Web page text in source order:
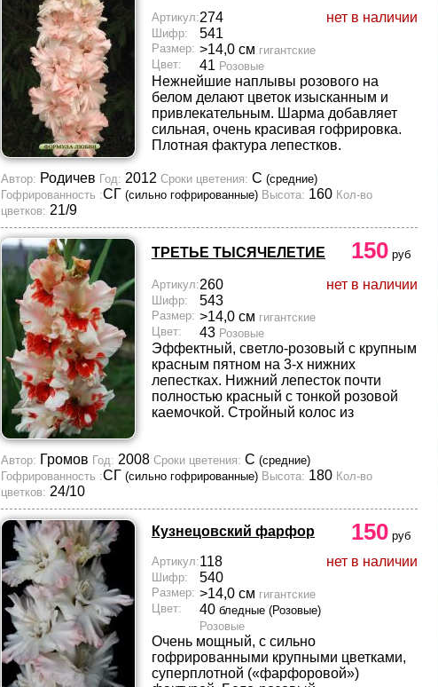
нет в наличии
Артикул:274
Шифр: 541
Размер: >14,0 см гигантские
Цвет:
41 Розовые
Нежнейшие наплывы розового на
белом делают цветок изысканным и
привлекательным. Шарма добавляет
сильная, очень красивая гофрировка.
Плотная фактура лепестков.
Автор: Родичев Год: 2012 Сроки цветения: С (средние)
Гофрированность :СГ (сильно гофрированные) Высота: 160 Кол-во
цветков: 21/9
ТРЕТЬЕ ТЫСЯЧЕЛЕТИЕ 150 руб
нет в наличии
Артикул:260
Шифр: 543
Размер: >14,0 см гигантские
Цвет:
43 Розовые
Эффектный, светло-розовый с крупным
красным пятном на 3-х нижних
лепестках. Нижний лепесток почти
полностью красный с тонкой розовой
каемочкой. Стройный колос из
Автор: Громов Год: 2008 Сроки цветения: С (средние)
Гофрированность :СГ (сильно гофрированные) Высота: 180 Кол-во
цветков: 24/10
Кузнецовский фарфор 150 руб
нет в наличии
Артикул:118
Шифр: 540
Размер: >14,0 см гигантские
Цвет:
40 бледные (Розовые)
Розовые
Очень мощный, с сильно
гофрированными крупными цветками,
суперплотной («фарфоровой»)